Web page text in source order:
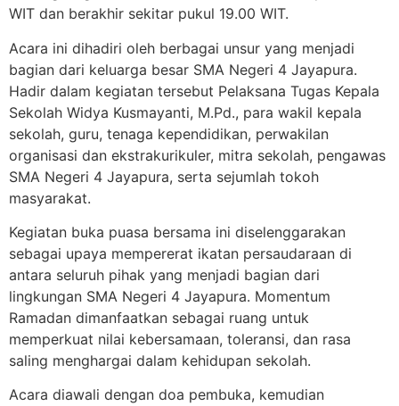
WIT dan berakhir sekitar pukul 19.00 WIT.
Acara ini dihadiri oleh berbagai unsur yang menjadi
bagian dari keluarga besar SMA Negeri 4 Jayapura.
Hadir dalam kegiatan tersebut Pelaksana Tugas Kepala
Sekolah Widya Kusmayanti, M.Pd., para wakil kepala
sekolah, guru, tenaga kependidikan, perwakilan
organisasi dan ekstrakurikuler, mitra sekolah, pengawas
SMA Negeri 4 Jayapura, serta sejumlah tokoh
masyarakat.
Kegiatan buka puasa bersama ini diselenggarakan
sebagai upaya mempererat ikatan persaudaraan di
antara seluruh pihak yang menjadi bagian dari
lingkungan SMA Negeri 4 Jayapura. Momentum
Ramadan dimanfaatkan sebagai ruang untuk
memperkuat nilai kebersamaan, toleransi, dan rasa
saling menghargai dalam kehidupan sekolah.
Acara diawali dengan doa pembuka, kemudian